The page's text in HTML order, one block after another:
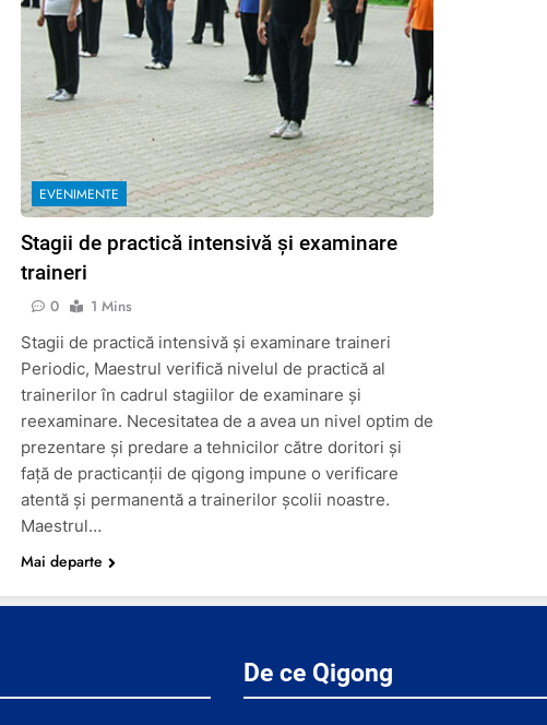
EVENIMENTE
Stagii de practică intensivă și examinare
traineri
0
1 Mins
Stagii de practică intensivă și examinare traineri
Periodic, Maestrul verifică nivelul de practică al
trainerilor în cadrul stagiilor de examinare și
reexaminare. Necesitatea de a avea un nivel optim de
prezentare și predare a tehnicilor către doritori și
față de practicanții de qigong impune o verificare
atentă și permanentă a trainerilor școlii noastre.
Maestrul…
Mai departe
De ce Qigong